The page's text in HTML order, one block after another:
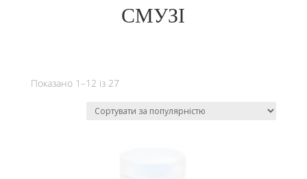
СМУЗІ
Показано 1–12 із 27